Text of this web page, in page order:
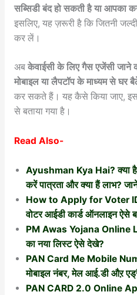
सब्सिडी बंद हो सकती है या आपका
इसलिए, यह ज़रूरी है कि जितनी
कर लें।
अबकेवाईसी के लिए गैस एजेंसी जाने
मोबाइल या लैपटॉप के माध्यम से घर
कर सकते हैं। यह कैसे किया जाए,
से बताया गया है।
Read Also-
Ayushman Kya Hai? क्या
करें पात्रता और क्या हैं लाभ? जानें
How to Apply for Voter
वोटर आईडी कार्ड ऑनलाइन ऐसे
PM Awas Yojana Online
का नया लिस्ट ऐसे देखे?
PAN Card Me Mobile
मोबाइल नंबर, मेल आई.डी औऱ
PAN CARD 2.0 Online